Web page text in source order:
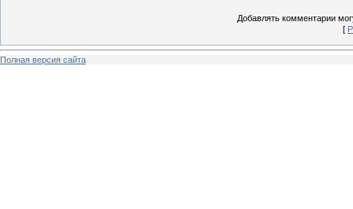
Добавлять комментарии
[
Полная версия сайта